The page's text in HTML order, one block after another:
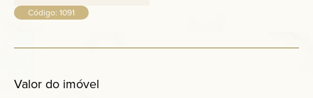
Código: 1091
Valor do imóvel